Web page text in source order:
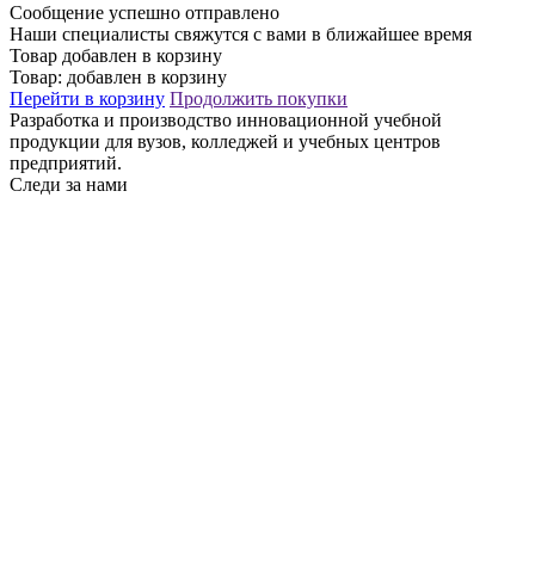
Сообщение успешно отправлено
Наши специалисты свяжутся с вами в ближайшее время
Товар добавлен в корзину
Товар: добавлен в корзину
Перейти в корзину Продолжить покупки
Разработка и производство инновационной учебной
продукции для вузов, колледжей и учебных центров
предприятий.
Следи за нами